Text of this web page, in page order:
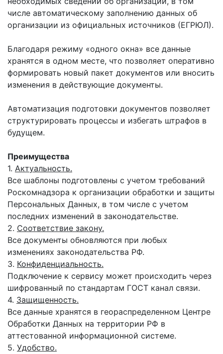
числе автоматическому заполнению данных об
организации из официальных источников (ЕГРЮЛ).
Благодаря режиму «одного окна» все данные
хранятся в одном месте, что позволяет оперативно
формировать новый пакет документов или вносить
изменения в действующие документы.
Автоматизация подготовки документов позволяет
структурировать процессы и избегать штрафов в
будущем.
Преимущества
1. Актуальность.
Все шаблоны подготовлены с учетом требований
Роскомнадзора к организации обработки и защиты
Персональных Данных, в том числе с учетом
последних изменений в законодательстве.
2. Соответствие закону.
Все документы обновляются при любых
изменениях законодательства РФ.
3. Конфиденциальность.
Подключение к сервису может происходить через
шифрованный по стандартам ГОСТ канал связи.
4. Защищенность.
Все данные хранятся в геораспределенном Центре
Обработки Данных на территории РФ в
аттестованной информационной системе.
5. Удобство.